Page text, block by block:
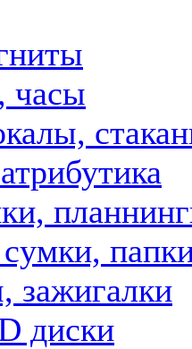
часы
зажигалки
диски